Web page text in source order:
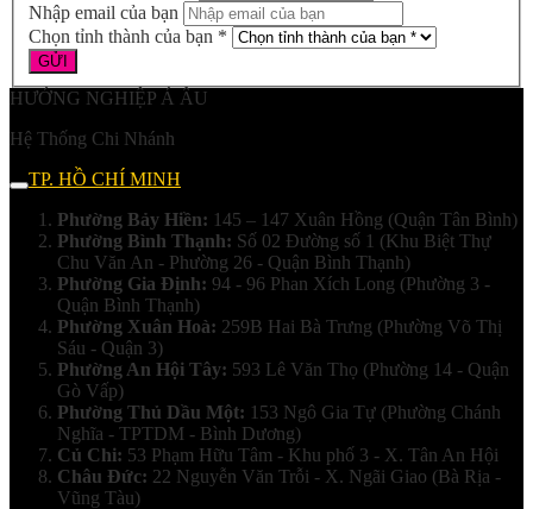
Nhập email của bạn
Chọn tỉnh thành của bạn *
HƯỚNG NGHIỆP Á ÂU
Hệ Thống Chi Nhánh
TP. HỒ CHÍ MINH
Phường Bảy Hiền: 145 – 147 Xuân Hồng (Quận Tân Bình)
Phường Bình Thạnh: Số 02 Đường số 1 (Khu Biệt Thự
Chu Văn An - Phường 26 - Quận Bình Thạnh)
Phường Gia Định: 94 - 96 Phan Xích Long (Phường 3 -
Quận Bình Thạnh)
Phường Xuân Hoà: 259B Hai Bà Trưng (Phường Võ Thị
Sáu - Quận 3)
Phường An Hội Tây: 593 Lê Văn Thọ (Phường 14 - Quận
Gò Vấp)
Phường Thủ Dầu Một: 153 Ngô Gia Tự (Phường Chánh
Nghĩa - TPTDM - Bình Dương)
Củ Chi: 53 Phạm Hữu Tâm - Khu phố 3 - X. Tân An Hội
Châu Đức: 22 Nguyễn Văn Trỗi - X. Ngãi Giao (Bà Rịa -
Vũng Tàu)